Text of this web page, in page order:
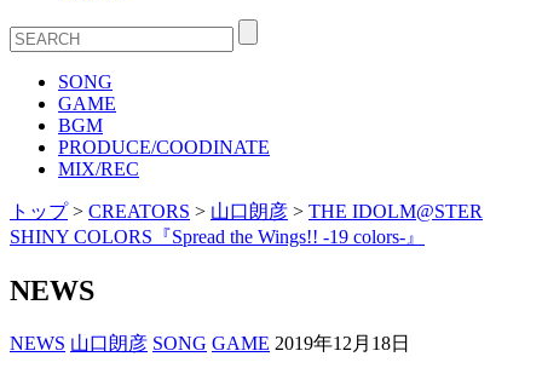
SONG
GAME
BGM
PRODUCE/COODINATE
MIX/REC
トップ> CREATORS > 山口朗彦 > THE IDOLM@STER
SHINY COLORS『Spread the Wings!! -19 colors-』
NEWS
NEWS 山口朗彦 SONG GAME 2019年12月18日